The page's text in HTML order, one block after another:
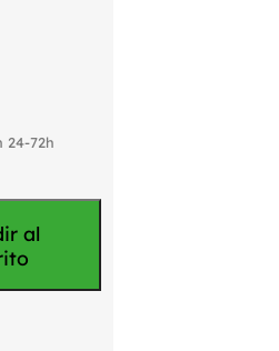
24-72h
al